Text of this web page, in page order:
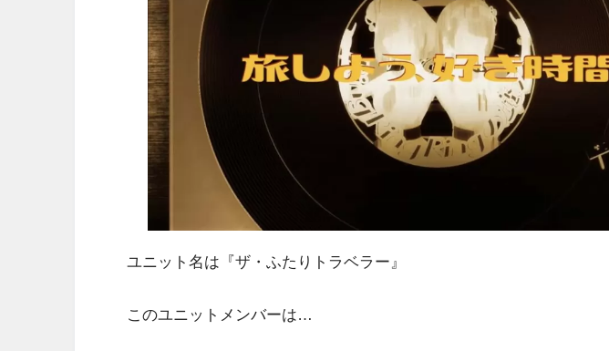
ユニット名は『ザ・ふたりトラベラー』
このユニットメンバーは…